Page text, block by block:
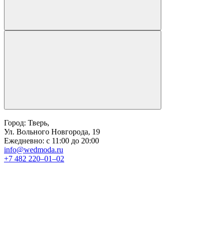
Город: Тверь,
Ул. Вольного Новгорода, 19
Ежедневно: с 11:00 до 20:00
info@wedmoda.ru
+7 482 220‒01‒02